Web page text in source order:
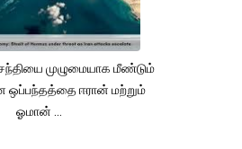
முழுமையாக மீண்டும்
ஒப்பந்தத்தை ஈரான் மற்றும்
ஓமான் ...